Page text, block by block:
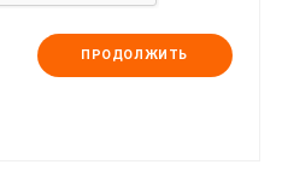
ПРОДОЛЖИТЬ